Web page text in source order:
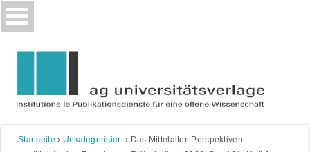
Skip
to
Startseite › Unkategorisiert› Das Mittelalter. Perspektiven